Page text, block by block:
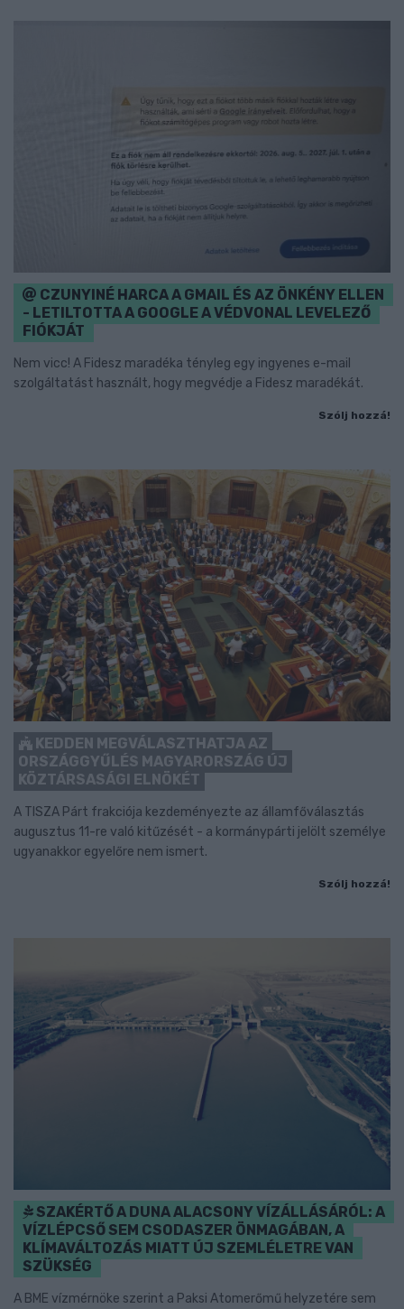
CZUNYINÉ HARCA A GMAIL ÉS AZ ÖNKÉNY ELLEN
- LETILTOTTA A GOOGLE A VÉDVONAL LEVELEZŐ
FIÓKJÁT
Nem vicc! A Fidesz maradéka tényleg egy ingyenes e-mail
szolgáltatást használt, hogy megvédje a Fidesz maradékát.
Szólj hozzá!
KEDDEN MEGVÁLASZTHATJA AZ
ORSZÁGGYŰLÉS MAGYARORSZÁG ÚJ
KÖZTÁRSASÁGI ELNÖKÉT
A TISZA Párt frakciója kezdeményezte az államfőválasztás
augusztus 11-re való kitűzését - a kormánypárti jelölt személye
ugyanakkor egyelőre nem ismert.
Szólj hozzá!
SZAKÉRTŐ A DUNA ALACSONY VÍZÁLLÁSÁRÓL: A
VÍZLÉPCSŐ SEM CSODASZER ÖNMAGÁBAN, A
KLÍMAVÁLTOZÁS MIATT ÚJ SZEMLÉLETRE VAN
SZÜKSÉG
A BME vízmérnöke szerint a Paksi Atomerőmű helyzetére sem